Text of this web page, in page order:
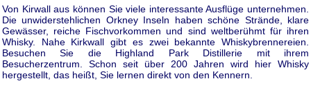
Von Kirwall aus können Sie viele interessante Ausflüge unternehmen.
Die unwiderstehlichen Orkney Inseln haben schöne Strände, klare
Gewässer, reiche Fischvorkommen und sind weltberühmt für ihren
Whisky. Nahe Kirkwall gibt es zwei bekannte Whiskybrennereien.
Besuchen Sie die Highland Park Distillerie mit ihrem
Besucherzentrum. Schon seit über 200 Jahren wird hier Whisky
hergestellt, das heißt, Sie lernen direkt von den Kennern.